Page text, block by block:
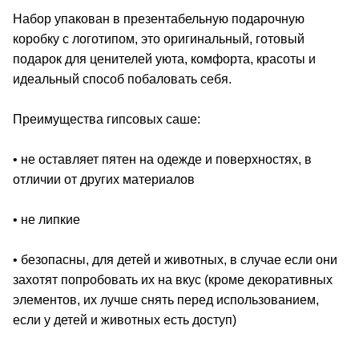
Набор упакован в презентабельную подарочную
коробку с логотипом, это оригинальный, готовый
подарок для ценителей уюта, комфорта, красоты и
идеальный способ побаловать себя.
Преимущества гипсовых саше:
• не оставляет пятен на одежде и поверхностях, в
отличии от других материалов
• не липкие
• безопасны, для детей и животных, в случае если они
захотят попробовать их на вкус (кроме декоративных
элементов, их лучше снять перед использованием,
если у детей и животных есть доступ)